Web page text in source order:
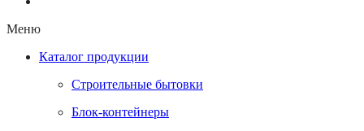
Меню
Каталог продукции
Строительные бытовки
Блок-контейнеры